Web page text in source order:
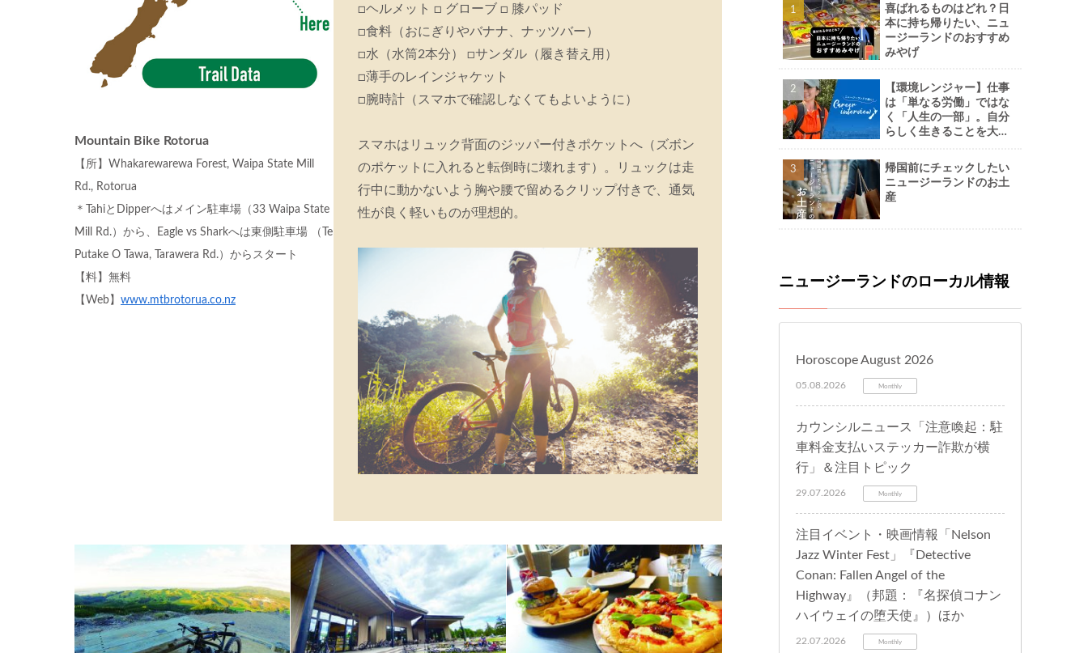
Mountain Bike Rotorua
【所】Whakarewarewa Forest, Waipa State Mill
Rd., Rotorua
＊TahiとDipperへはメイン駐車場（33 Waipa State
Mill Rd.）から、Eagle vs Sharkへは東側駐車場 （Te
Putake O Tawa, Tarawera Rd.）からスタート
【料】無料
【Web】 www.mtbrotorua.co.nz
□ヘルメット □ グローブ □ 膝パッド
□食料（おにぎりやバナナ、ナッツバー）
□水（水筒2本分） □サンダル（履き替え用）
□薄手のレインジャケット
□腕時計（スマホで確認しなくてもよいように）
スマホはリュック背面のジッパー付きポケットへ（ズボン
のポケットに入れると転倒時に壊れます）。リュックは走
行中に動かないよう胸や腰で留めるクリップ付きで、通気
性が良く軽いものが理想的。
喜ばれるものはどれ？日
本に持ち帰りたい、ニュ
ージーランドのおすすめ
みやげ
【環境レンジャー】仕事
は「単なる労働」ではな
く「人生の一部」。自分
らしく生きることを大切
帰国前にチェックしたい
ニュージーランドのお土
産
ニュージーランドのローカル情報
Horoscope August 2026
05.08.2026 Monthly
カウンシルニュース「注意喚起：駐
車料金支払いステッカー詐欺が横
行」＆注目トピック
29.07.2026 Monthly
注目イベント・映画情報「Nelson
Jazz Winter Fest」『Detective
Conan: Fallen Angel of the
Highway』（邦題：『名探偵コナン
ハイウェイの堕天使』）ほか
22.07.2026 Monthly